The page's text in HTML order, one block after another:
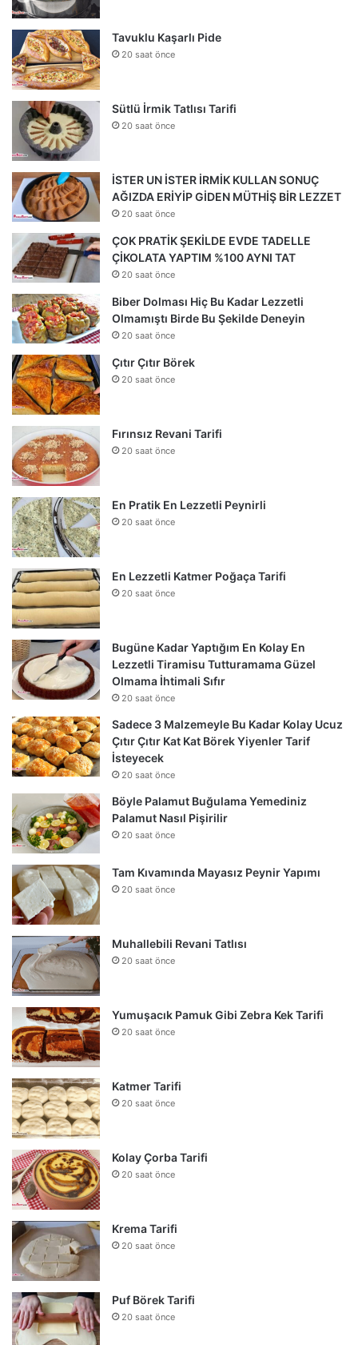
Tavuklu Kaşarlı Pide
20 saat önce
Sütlü İrmik Tatlısı Tarifi
20 saat önce
İSTER UN İSTER İRMİK KULLAN SONUÇ
AĞIZDA ERİYİP GİDEN MÜTHİŞ BİR LEZZET
20 saat önce
ÇOK PRATİK ŞEKİLDE EVDE TADELLE
ÇİKOLATA YAPTIM %100 AYNI TAT
20 saat önce
Biber Dolması Hiç Bu Kadar Lezzetli
Olmamıştı Birde Bu Şekilde Deneyin
20 saat önce
Çıtır Çıtır Börek
20 saat önce
Fırınsız Revani Tarifi
20 saat önce
En Pratik En Lezzetli Peynirli
20 saat önce
En Lezzetli Katmer Poğaça Tarifi
20 saat önce
Bugüne Kadar Yaptığım En Kolay En
Lezzetli Tiramisu Tutturamama Güzel
Olmama İhtimali Sıfır
20 saat önce
Sadece 3 Malzemeyle Bu Kadar Kolay Ucuz
Çıtır Çıtır Kat Kat Börek Yiyenler Tarif
İsteyecek
20 saat önce
Böyle Palamut Buğulama Yemediniz
Palamut Nasıl Pişirilir
20 saat önce
Tam Kıvamında Mayasız Peynir Yapımı
20 saat önce
Muhallebili Revani Tatlısı
20 saat önce
Yumuşacık Pamuk Gibi Zebra Kek Tarifi
20 saat önce
Katmer Tarifi
20 saat önce
Kolay Çorba Tarifi
20 saat önce
Krema Tarifi
20 saat önce
Puf Börek Tarifi
20 saat önce